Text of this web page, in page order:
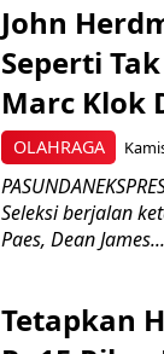
OLAHRAGA
John
Seperti
Marc Klok
Seleksi berjalan
Paes, Dean James...
Tetapkan